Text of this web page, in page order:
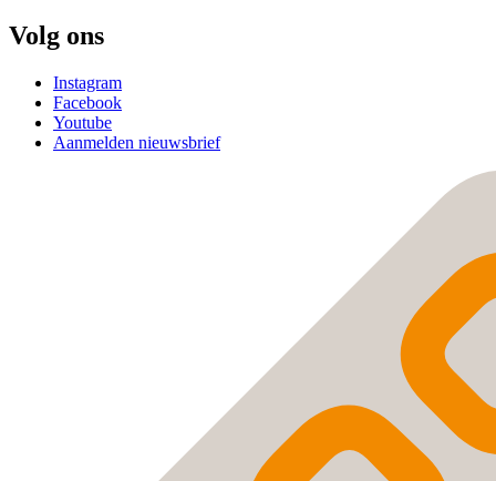
Volg ons
Instagram
Facebook
Youtube
Aanmelden nieuwsbrief